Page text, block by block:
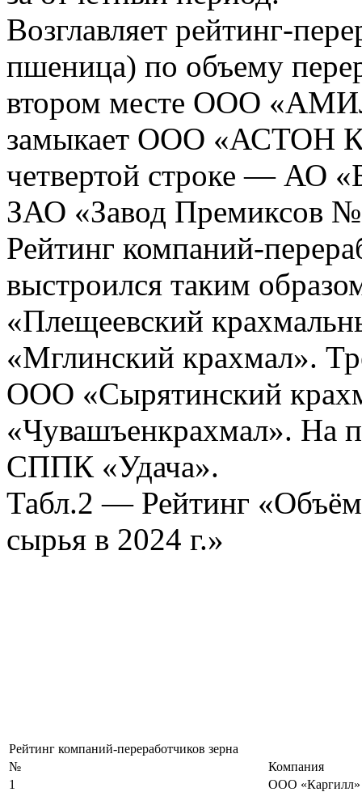
Возглавляет рейтинг-
пшеница) по объему
втором месте ООО
замыкает ООО «АСТОН
четвертой строке — АО
ЗАО «Завод Премиксов
Рейтинг компаний-
выстроился таким
«Плещеевский
«Мглинский крахмал».
ООО «Сырятинский
«Чувашъенкрахмал». На
СППК «Удача».
Табл.2 — Рейтинг «Объём
сырья в 2024 г.»
Рейтинг компаний-переработчиков зерна
№
Компания
1
ООО «Каргилл»